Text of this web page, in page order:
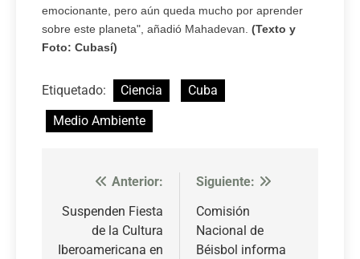
emocionante, pero aún queda mucho por aprender
sobre este planeta", añadió Mahadevan. (Texto y
Foto: Cubasí)
Etiquetado: Ciencia
Cuba
Medio Ambiente
Navegación
de
entradas
Anterior:
Suspenden Fiesta
de la Cultura
Iberoamericana en
Siguiente:
Comisión
Nacional de
Béisbol informa